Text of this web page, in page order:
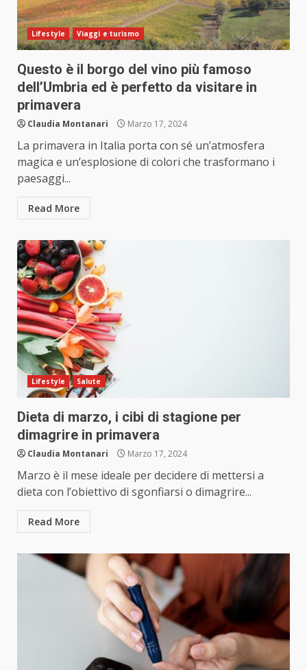
Lifestyle Viaggi e turismo
Questo è il borgo del vino più famoso
dell’Umbria ed è perfetto da visitare in
primavera
Claudia Montanari Marzo 17, 2024
La primavera in Italia porta con sé un’atmosfera
magica e un’esplosione di colori che trasformano i
paesaggi...
Read More
Lifestyle Salute
Dieta di marzo, i cibi di stagione per
dimagrire in primavera
Claudia Montanari Marzo 17, 2024
Marzo è il mese ideale per decidere di mettersi a
dieta con l’obiettivo di sgonfiarsi o dimagrire...
Read More